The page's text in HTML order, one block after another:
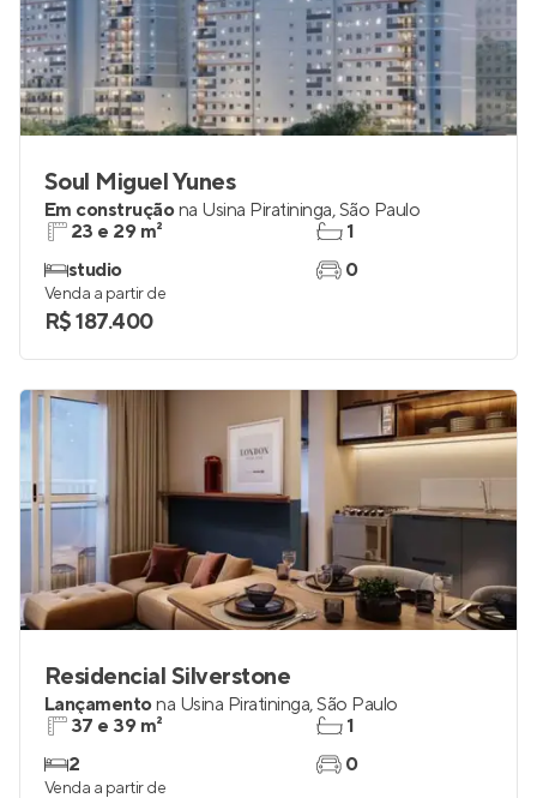
Soul Miguel Yunes
Em construçãona Usina Piratininga,São Paulo
23 e 29 m²
studio
1
0
Venda a partir de
R$ 187.400
Residencial Silverstone
Lançamentona Usina Piratininga,São Paulo
37 e 39 m²
2
1
0
Venda a partir de